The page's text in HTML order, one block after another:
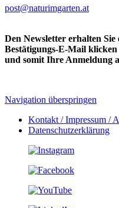
post@naturimgarten.at
Den Newsletter erhalten
Bestätigungs-E-Mail klicken
und somit Ihre Anmeldung
Navigation überspringen
Kontakt / Impressum /
Datenschutzerklärung